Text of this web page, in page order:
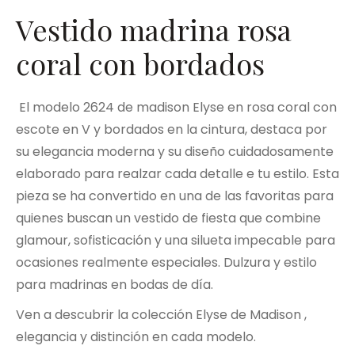
Vestido madrina rosa
coral con bordados
El modelo 2624 de madison Elyse en rosa coral con
escote en V y bordados en la cintura, destaca por
su elegancia moderna y su diseño cuidadosamente
elaborado para realzar cada detalle e tu estilo. Esta
pieza se ha convertido en una de las favoritas para
quienes buscan un vestido de fiesta que combine
glamour, sofisticación y una silueta impecable para
ocasiones realmente especiales. Dulzura y estilo
para madrinas en bodas de día.
Ven a descubrir la colección Elyse de Madison ,
elegancia y distinción en cada modelo.